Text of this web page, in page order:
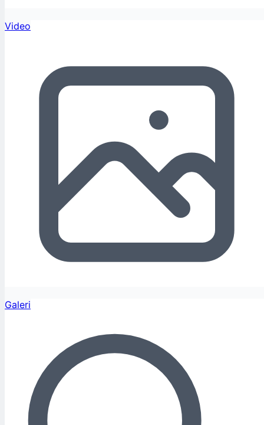
Video
Galeri